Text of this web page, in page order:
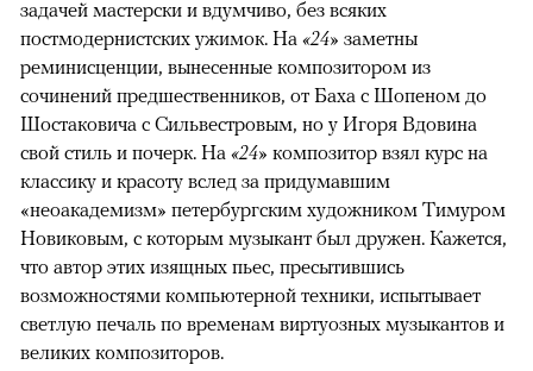
задачей мастерски и вдумчиво, без всяких
постмодернистских ужимок. На «24» заметны
реминисценции, вынесенные композитором из
сочинений предшественников, от Баха с Шопеном до
Шостаковича с Сильвестровым, но у Игоря Вдовина
свой стиль и почерк. На «24» композитор взял курс на
классику и красоту вслед за придумавшим
«неоакадемизм» петербургским художником Тимуром
Новиковым, с которым музыкант был дружен. Кажется,
что автор этих изящных пьес, пресытившись
возможностями компьютерной техники, испытывает
светлую печаль по временам виртуозных музыкантов и
великих композиторов.